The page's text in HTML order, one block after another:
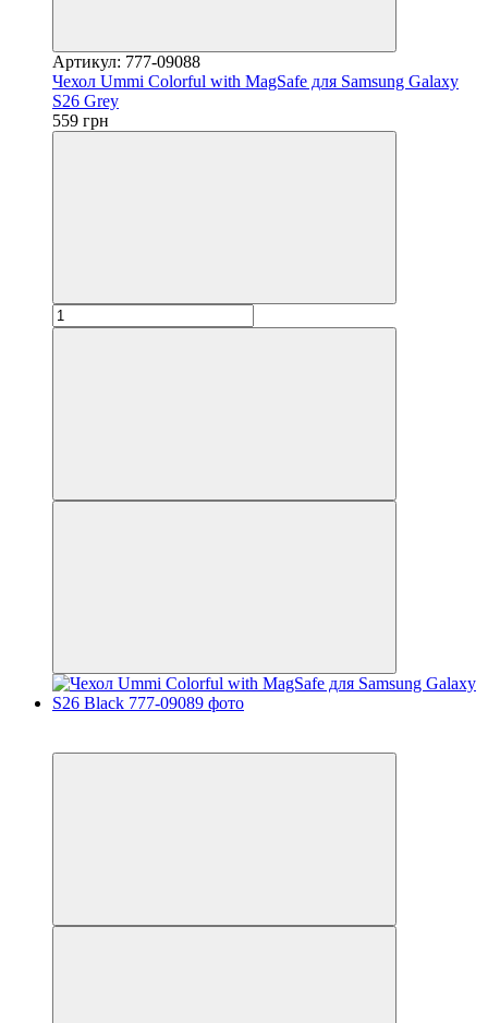
Артикул: 777-09088
Чехол Ummi Colorful with MagSafe для Samsung Galaxy
S26 Grey
559 грн